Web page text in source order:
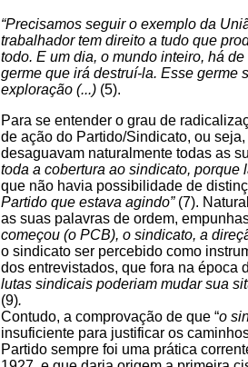
“Precisamos seguir o exemplo da
trabalhador tem direito a tudo que
todo. E um dia, o mundo inteiro, há
germe que irá destruí-la. Esse germe
exploração (...) (5).
Para se entender o grau de
de ação do Partido/Sindicato, ou
desaguavam naturalmente todas as
toda a cobertura ao sindicato, porque
que não havia possibilidade de
Partido que estava agindo”(7).
as suas palavras de ordem,
começou (o PCB), o sindicato, a
o sindicato ser percebido como
dos entrevistados, que fora na época
lutas sindicais poderiam mudar sua
(9).
Contudo, a comprovação de que “o
insuficiente para justificar os
Partido sempre foi uma prática